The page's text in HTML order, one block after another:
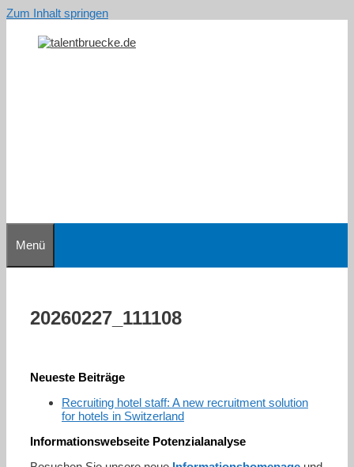
Zum Inhalt springen
Menü
20260227_111108
Neueste Beiträge
Recruiting hotel staff: A new recruitment solution
for hotels in Switzerland
Informationswebseite Potenzialanalyse